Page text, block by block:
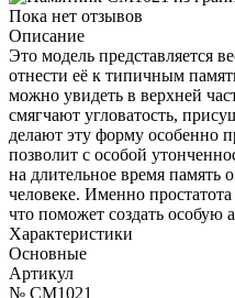
Пока нет отзывов
Описание
Это модель представляется
отнести её к типичным
можно увидеть в верхней
смягчают угловатость,
делают эту форму особенно
позволит с особой
на длительное время память
человеке. Именно
что поможет создать особую
Характеристики
Основные
Артикул
№ CM1021